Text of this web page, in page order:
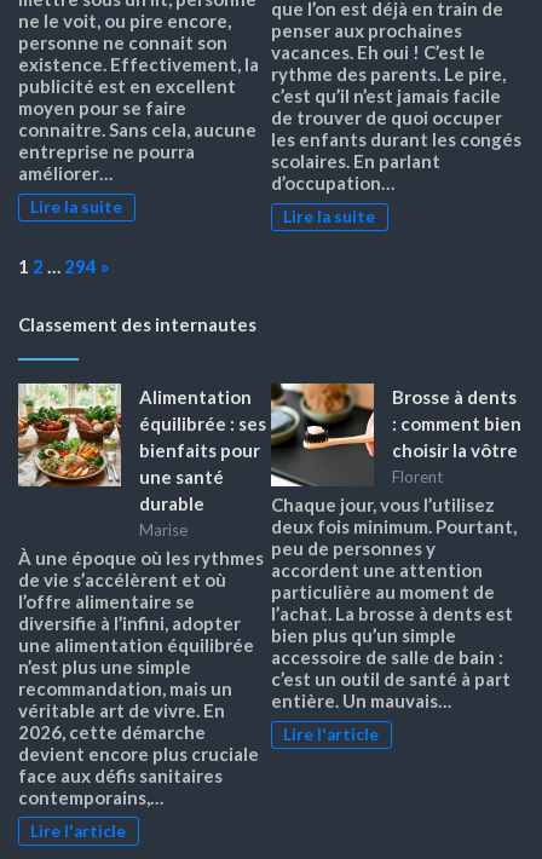
ne le voit, ou pire encore,
personne ne connait son
existence. Effectivement, la
publicité est en excellent
moyen pour se faire
connaitre. Sans cela, aucune
entreprise ne pourra
améliorer…
Lire la suite
que l’on est déjà en train de
penser aux prochaines
vacances. Eh oui ! C’est le
rythme des parents. Le pire,
c’est qu’il n’est jamais facile
de trouver de quoi occuper
les enfants durant les congés
scolaires. En parlant
d’occupation…
Lire la suite
Page:
1 2 … 294 Next
»
Classement des internautes
Alimentation
équilibrée : ses
bienfaits pour
une santé
durable
Marise
À une époque où les rythmes
de vie s’accélèrent et où
l’offre alimentaire se
diversifie à l’infini, adopter
une alimentation équilibrée
n’est plus une simple
recommandation, mais un
véritable art de vivre. En
2026, cette démarche
devient encore plus cruciale
face aux défis sanitaires
contemporains,…
Lire l'article
Brosse à dents
: comment bien
choisir la vôtre
Florent
Chaque jour, vous l’utilisez
deux fois minimum. Pourtant,
peu de personnes y
accordent une attention
particulière au moment de
l’achat. La brosse à dents est
bien plus qu’un simple
accessoire de salle de bain :
c’est un outil de santé à part
entière. Un mauvais…
Lire l'article